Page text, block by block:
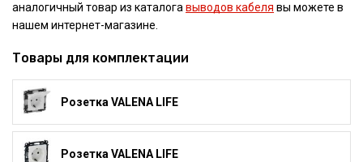
аналогичный товар из каталогавыводов кабеля вы можете в
нашем интернет-магазине.
Товары для комплектации
Розетка VALENA LIFE
Розетка VALENA LIFE